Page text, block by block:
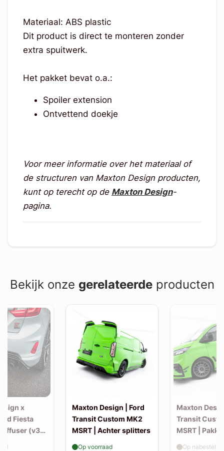
Materiaal: ABS plastic
Dit product is direct te monteren zonder
extra spuitwerk.
Het pakket bevat o.a.:
Spoiler extension
Ontvettend doekje
Voor meer informatie over het materiaal of
de structuren van Maxton Design producten,
kunt op terecht op de Maxton Design-
pagina.
Bekijk onze gerelateerdeproducten
x
Fiesta
(v3)
Maxton Design | Ford
Transit Custom MK2
MSRT | Achter splitters
Op voorraad
Maxton
Transit
MSRT |
Op